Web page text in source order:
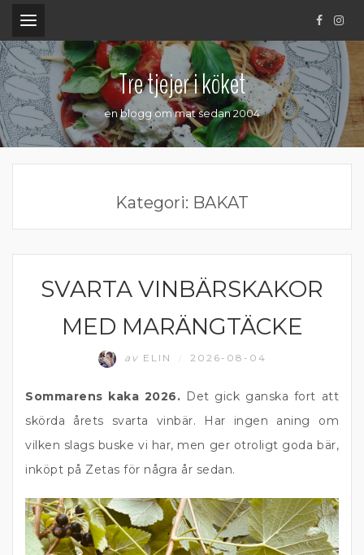
.
Tre tjejer i köket
en blogg om mat sedan 2004
Kategori: BAKAT
BAKAT
SVARTA VINBÄRSKAKOR
MED MARÄNGTÄCKE
av ELIN 2026-08-04
Sommarens kaka 2026. Det gick ganska fort att
skörda årets svarta vinbär. Har ingen aning om
vilken slags buske vi har, men ger otroligt goda bär,
inköpt på Zetas för några år sedan.